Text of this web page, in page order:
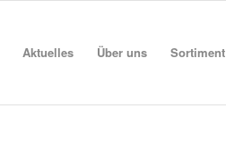
Aktuelles Über uns Sortiment